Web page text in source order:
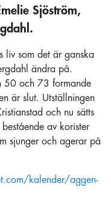
Sjöström,
liv som det är ganska
ändra på.
50 och 73 formande
är slut. Utställningen
och nu sätts
av korister
sjunger och agerar på
kalender/aggen-